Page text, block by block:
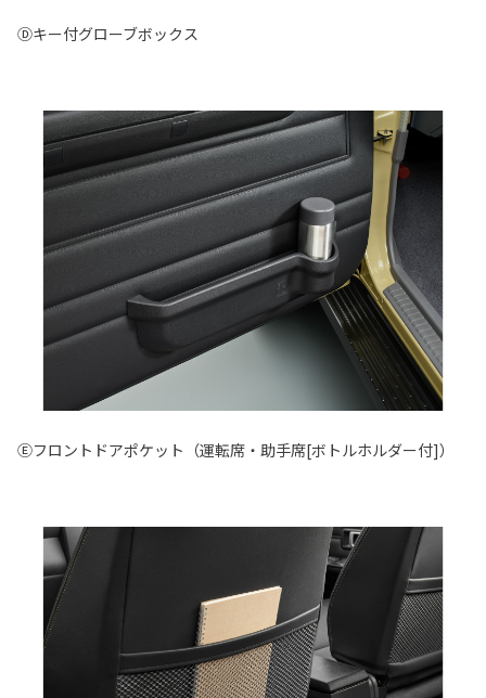
Ⓓキー付グローブボックス
Ⓔフロントドアポケット（運転席・助手席[ボトルホルダー付]）